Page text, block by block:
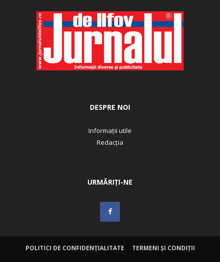
DESPRE NOI
Informații utile
Redacția
URMĂRIȚI-NE
POLITICI DE CONFIDENȚIALITATE
TERMENI ȘI CONDIȚII